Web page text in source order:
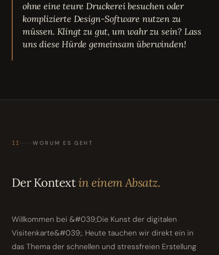
ohne eine teure Druckerei besuchen oder
komplizierte Design-Software nutzen zu
müssen. Klingt zu gut, um wahr zu sein? Lass
uns diese Hürde gemeinsam überwinden!
II WORUM ES GEHT
Der Kontextin einem Absatz.
Willkommen bei &#039;Die Kunst der digitalen
Visitenkarte&#039;. Heute tauchen wir direkt ein in
das Thema der schnellen und stressfreien Erstellung